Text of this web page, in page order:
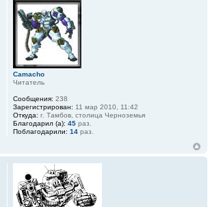
Camacho
Читатель
Сообщения: 238
Зарегистрирован: 11 мар 2010, 11:42
Откуда: г. Тамбов, столица Черноземья
Благодарил (а): 45раз.
Поблагодарили: 14раз.